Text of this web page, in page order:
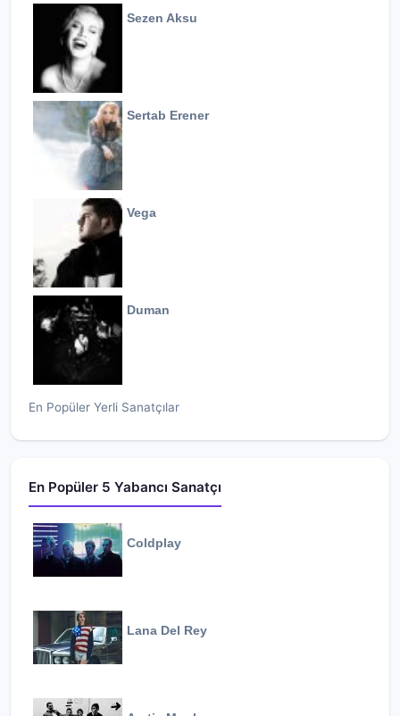
Sezen Aksu
Sertab Erener
Vega
Duman
En Popüler Yerli Sanatçılar
En Popüler 5 Yabancı Sanatçı
Coldplay
Lana Del Rey